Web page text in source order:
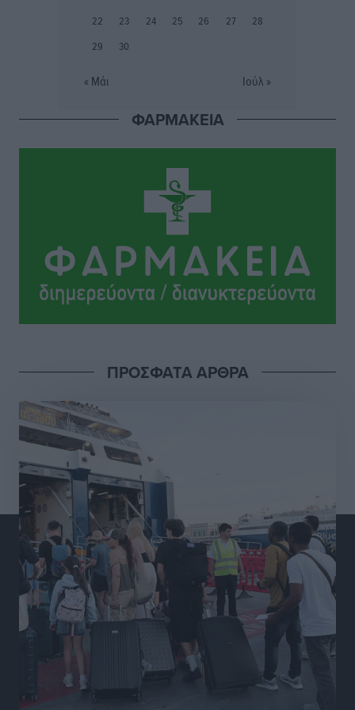
Συνελήφθη 37χρονη στη Ρόδο γιατί είχε αφήσει τα
Αθλητικά• πριν 8 ώρες
Σι Τζέι Χάρις: «Να πανηγυρίσουμε πολλές νίκες μαζί»
Αθλητικά • πριν 9 ώρες
Ροδήλιος: Ο απολογισμός από το Πανελλήνιο
Πρωτάθλημα Πίστας
Αθλητικά• πριν 9 ώρες
Γ.Σ. Διαγόρας: Εντατική προετοιμασία και επιστροφή
Ρίζου στις Ακαδημίες
Αθλητικά πριν 9 ώρες
Εθνική Ανδρών: Ραντεβού στο Telekom Center Athens
Αθλητικά• πριν 9 ώρες
ΕΠΟ: Απέσυρε τη στήριξή της στην υποψηφιότητα
του Ινφαντίνο
Αθλητικά• πριν 9 ώρες
Φοίβος Κω: Το «ευχαριστώ» για το 9ο Kos 3X3
Basketball Festival
22
23 24 25 26 27
28
29
30
« Μάι Ιούλ »
ΦΑΡΜΑΚΕΙΑ
ΠΡΟΣΦΑΤΑ ΑΡΘΡΑ